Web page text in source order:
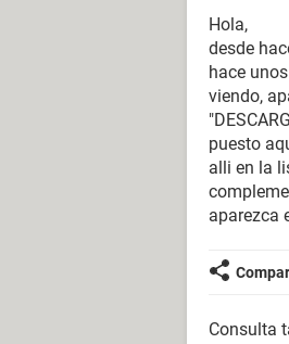
Hola,
desde
hace
viendo,
puesto
alli en la
aparezca
Consulta